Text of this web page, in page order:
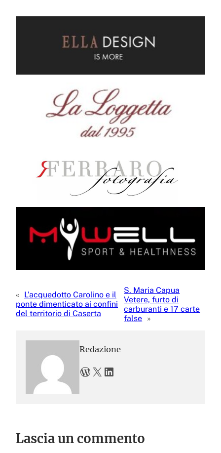
« L’acquedotto Carolino e il
ponte dimenticato ai confini
del territorio di Caserta
S. Maria Capua
Vetere, furto di
carburanti e 17 carte
false »
Redazione
WordPress X LinkedIn
Lascia un commento